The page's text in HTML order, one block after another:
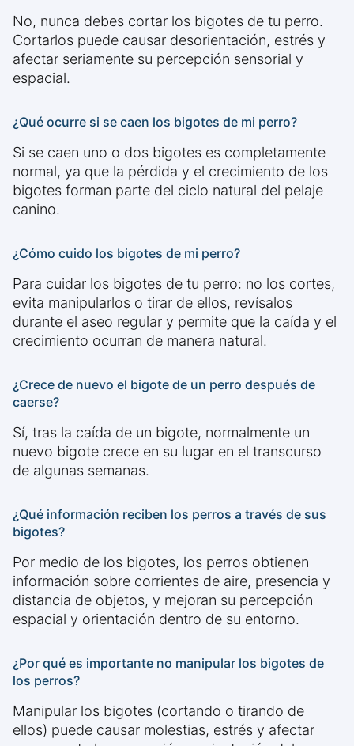
No, nunca debes cortar los bigotes de tu perro.
Cortarlos puede causar desorientación, estrés y
afectar seriamente su percepción sensorial y
espacial.
¿Qué ocurre si se caen los bigotes de mi perro?
Si se caen uno o dos bigotes es completamente
normal, ya que la pérdida y el crecimiento de los
bigotes forman parte del ciclo natural del pelaje
canino.
¿Cómo cuido los bigotes de mi perro?
Para cuidar los bigotes de tu perro: no los cortes,
evita manipularlos o tirar de ellos, revísalos
durante el aseo regular y permite que la caída y el
crecimiento ocurran de manera natural.
¿Crece de nuevo el bigote de un perro después de
caerse?
Sí, tras la caída de un bigote, normalmente un
nuevo bigote crece en su lugar en el transcurso
de algunas semanas.
¿Qué información reciben los perros a través de sus
bigotes?
Por medio de los bigotes, los perros obtienen
información sobre corrientes de aire, presencia y
distancia de objetos, y mejoran su percepción
espacial y orientación dentro de su entorno.
¿Por qué es importante no manipular los bigotes de
los perros?
Manipular los bigotes (cortando o tirando de
ellos) puede causar molestias, estrés y afectar